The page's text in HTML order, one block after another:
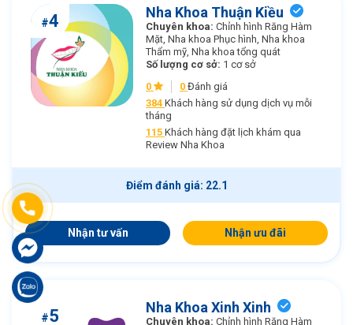
#4 Nha Khoa Thuận Kiều
Chuyên khoa: Chỉnh hình Răng Hàm
Mặt, Nha khoa Phục hình, Nha khoa
Thẩm mỹ, Nha khoa tổng quát
Số lượng cơ sở: 1 cơ sở
0
0 Đánh giá
384 Khách hàng sử dụng dịch vụ mỗi
tháng
115 Khách hàng đặt lịch khám qua
Review Nha Khoa
Điểm đánh giá: 22.1
Nhận tư vấn Nhận ưu đãi
#5 Nha Khoa Xinh Xinh
Chuyên khoa: Chỉnh hình Răng Hàm